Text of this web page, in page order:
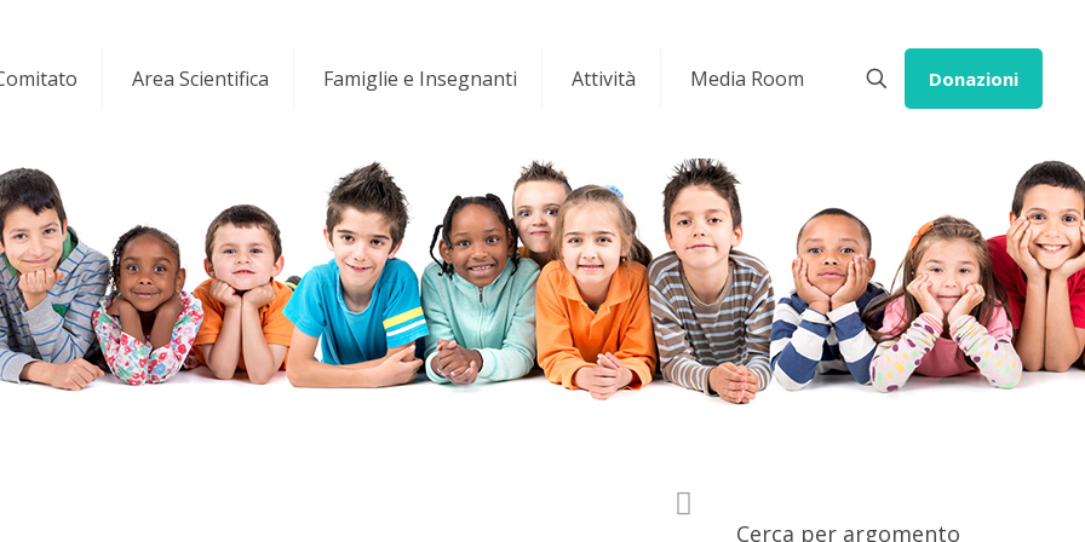
Area Scientifica Famiglie e Insegnanti Attività Media Room Donazioni
Cerca per argomento